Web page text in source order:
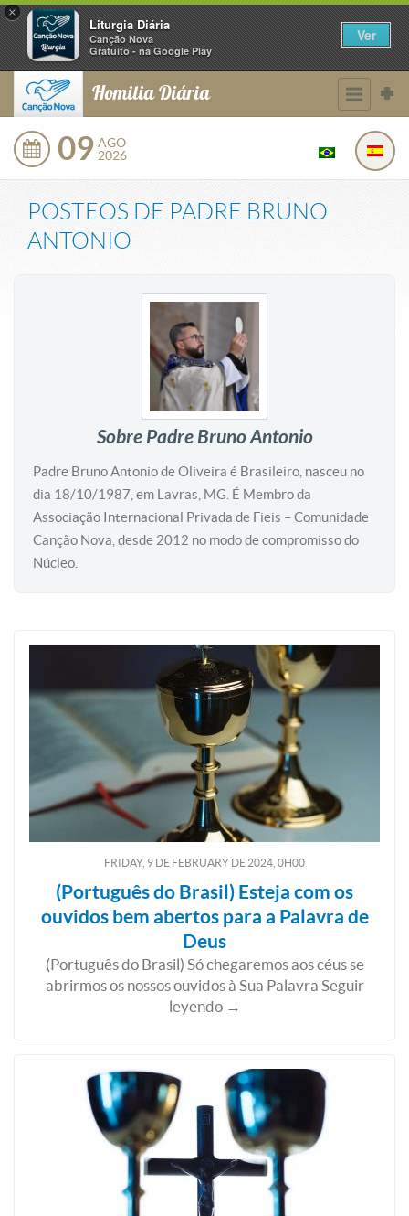
×
Liturgia Diária
Canção Nova
Gratuito - na Google Play
Ver
Homilia Diária
09 AGO
2026
POSTEOS DE PADRE BRUNO
ANTONIO
Sobre Padre Bruno Antonio
Padre Bruno Antonio de Oliveira é Brasileiro, nasceu no
dia 18/10/1987, em Lavras, MG. É Membro da
Associação Internacional Privada de Fieis – Comunidade
Canção Nova, desde 2012 no modo de compromisso do
Núcleo.
FRIDAY, 9 DE FEBRUARY DE 2024, 0H00
(Português do Brasil) Esteja com os
ouvidos bem abertos para a Palavra de
Deus
(Português do Brasil) Só chegaremos aos céus se
abrirmos os nossos ouvidos à Sua Palavra Seguir
leyendo →